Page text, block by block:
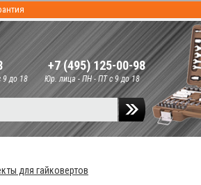
9 до 18
+7 (495) 125-00-98
Юр. лица - ПН - ПТ с 9 до 18
для гайковертов